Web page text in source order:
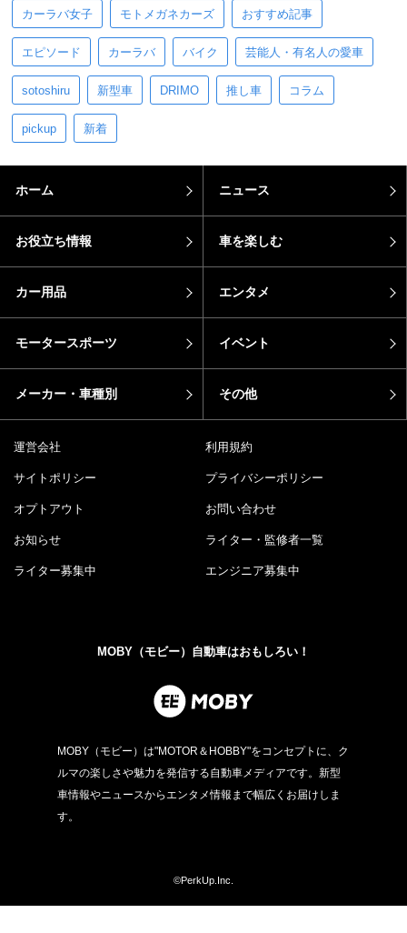
カーラバ女子 モトメガネカーズ おすすめ記事
エピソード カーラバ バイク 芸能人・有名人の愛車
sotoshiru 新型車 DRIMO 推し車 コラム
pickup 新着
ホーム ニュース
お役立ち情報 車を楽しむ
カー用品 エンタメ
モータースポーツ イベント
メーカー・車種別 その他
運営会社 利用規約
サイトポリシー プライバシーポリシー
オプトアウト お問い合わせ
お知らせ ライター・監修者一覧
ライター募集中 エンジニア募集中
MOBY（モビー）自動車はおもしろい！
MOBY（モビー）は"MOTOR＆HOBBY"をコンセプトに、ク
ルマの楽しさや魅力を発信する自動車メディアです。新型
車情報やニュースからエンタメ情報まで幅広くお届けしま
す。
©PerkUp.Inc.